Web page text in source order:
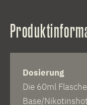
Dosierung
Die 60ml
Base/